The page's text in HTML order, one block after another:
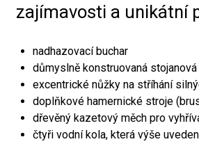
zajímavosti a unikátní
nadhazovací buchar
důmyslně konstruovaná
excentrické nůžky na stříhání
doplňkové hamernické stroje
dřevěný kazetový měch pro
čtyři vodní kola, která výše